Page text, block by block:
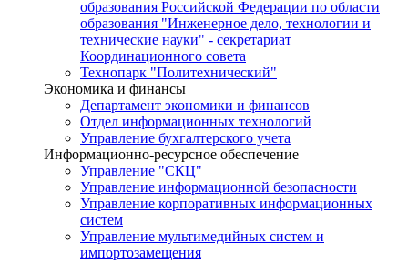
образования Российской Федерации по области
образования "Инженерное дело, технологии и
технические науки" - секретариат
Координационного совета
Технопарк "Политехнический"
Экономика и финансы
Департамент экономики и финансов
Отдел информационных технологий
Управление бухгалтерского учета
Информационно-ресурсное обеспечение
Управление "СКЦ"
Управление информационной безопасности
Управление корпоративных информационных
систем
Управление мультимедийных систем и
импортозамещения